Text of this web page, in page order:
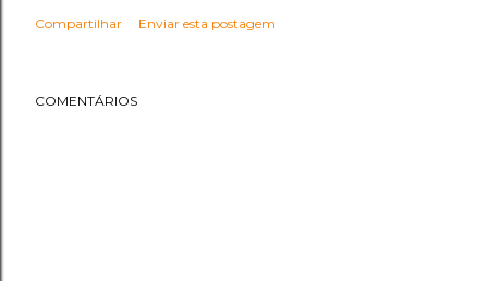
Compartilhar Enviar esta postagem
COMENTÁRIOS